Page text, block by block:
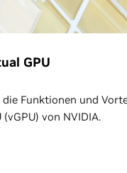
GPU
die Funktionen und
von NVIDIA.